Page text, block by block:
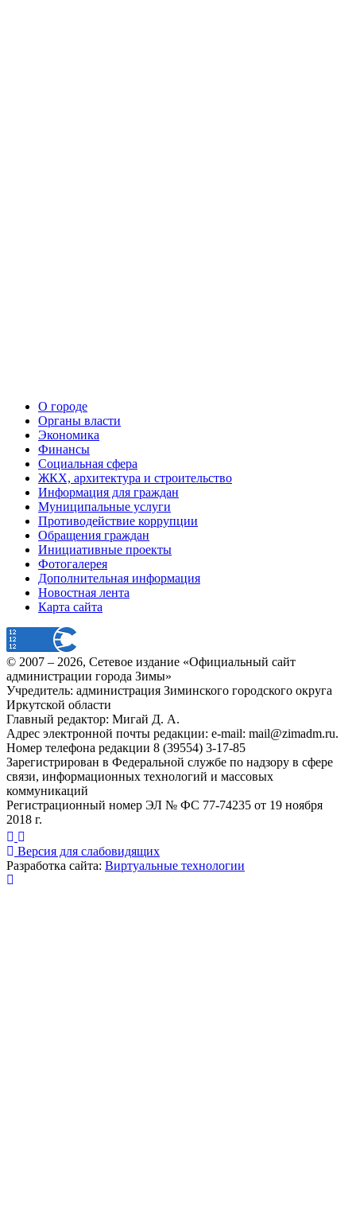
О городе
Органы власти
Экономика
Финансы
Социальная сфера
ЖКХ, архитектура и строительство
Информация для граждан
Муниципальные услуги
Противодействие коррупции
Обращения граждан
Инициативные проекты
Фотогалерея
Дополнительная информация
Новостная лента
Карта сайта
© 2007 – 2026, Сетевое издание «Официальный сайт
администрации города Зимы»
Учредитель: администрация Зиминского городского округа
Иркутской области
Главный редактор: Мигай Д. А.
Адрес электронной почты редакции: e-mail: mail@zimadm.ru.
Номер телефона редакции 8 (39554) 3-17-85
Зарегистрирован в Федеральной службе по надзору в сфере
связи, информационных технологий и массовых
коммуникаций
Регистрационный номер ЭЛ № ФС 77-74235 от 19 ноября
2018 г.
Версия для слабовидящих
Разработка сайта: Виртуальные технологии